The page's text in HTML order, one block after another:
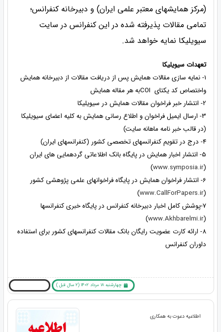
(مرکز همایشهای معتبر علمی ایران) و دبیرخانه کنفرانس؛
تمامی مقالات پذیرفته شده در این کنفرانس در سایت
سیویلیکا نمایه خواهد شد.
تعهدات سیویلیکا
1- نمایه سازی مقالات همایش پس از دریافت مقالات از دبیرخانه همایش
واختصاص کد یکتای COIبه هر مقاله همایش
2- انتشار خبر فراخوان مقالات همایش در سیویلیکا
3- ارسال ایمیل فراخوان و اطلاع رسانی همایش به کلیه اعضای سیویلیکا
(در قالب خبر نامه ماهانه سایت)
4- درج در تقویم کنفرانسهای تخصصی کشور (کنفرانسهای ایران)
5- انتشار اخبار همایش در پایگاه بانک اطلاعاتی گردهمایی های ایران
(
www.symposia.ir
)
6- انتشار فراخوان همایش در پایگاه فراخوانهای علمی پژوهشی کشور
(
www.CallForPapers.ir
)
7-پوشش کامل اخبار دبیرخانه کنفرانس در پایگاه خبری کنفرانسها
(
www.Akhbarelmi.ir
)
8- ارائه کارت عضویت رایگان بانک مقالات کنفرانسهای کشور برای استفاده
داوران کنفرانس
چهارشنبه 18 مرداد 1402 (2 سال قبل )
اطلاعیه دعوت به همکاری